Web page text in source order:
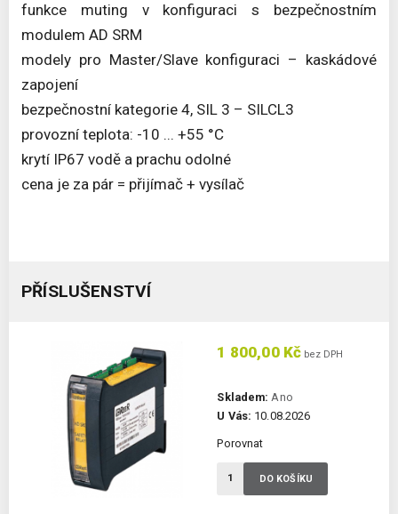
funkce muting v konfiguraci s bezpečnostním
modulem AD SRM
modely pro Master/Slave konfiguraci – kaskádové
zapojení
bezpečnostní kategorie 4, SIL 3 – SILCL3
provozní teplota: -10 ... +55 °C
krytí IP67 vodě a prachu odolné
cena je za pár = přijímač + vysílač
PŘÍSLUŠENSTVÍ
1 800,00 Kč bez DPH
Skladem: Ano
U Vás: 10.08.2026
Porovnat
DO KOŠÍKU